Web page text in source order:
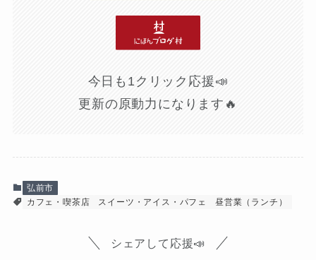
今日も1クリック応援📣
更新の原動力になります🔥
弘前市
カフェ・喫茶店
スイーツ・アイス・パフェ 昼営業（ランチ）
シェアして応援📣